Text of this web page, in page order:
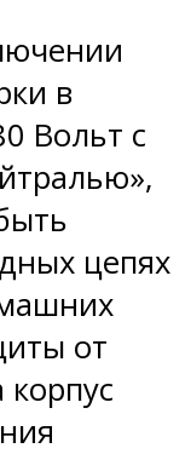
в
Вольт с
цепях
от
корпус